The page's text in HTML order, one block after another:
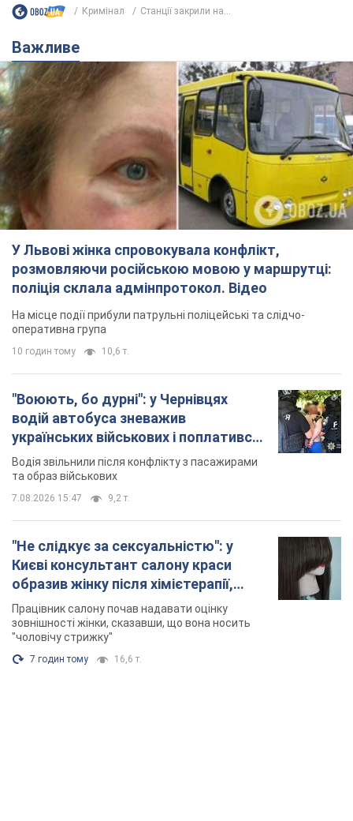
Кримінал Станції закрили на...
Важливе
У Львові жінка спровокувала конфлікт,
розмовляючи російською мовою у маршрутці:
поліція склала адмінпротокол. Відео
На місце події прибули патрульні поліцейські та слідчо-
оперативна група
10 годин тому 10,6 т.
"Воюють, бо дурні": у Чернівцях
водій автобуса зневажив
українських військових і поплатився.
Відео
Водія звільнили після конфлікту з пасажирами
та образ військових
7.08.2026 15:47 9,2 т.
"Не слідкує за сексуальністю": у
Києві консультант салону краси
образив жінку після хімієтерапії,
розгорівся скандал. Фото
Працівник салону почав надавати оцінку
зовнішності жінки, сказавши, що вона носить
"чоловічу стрижку"
7 годин тому 16,6 т.